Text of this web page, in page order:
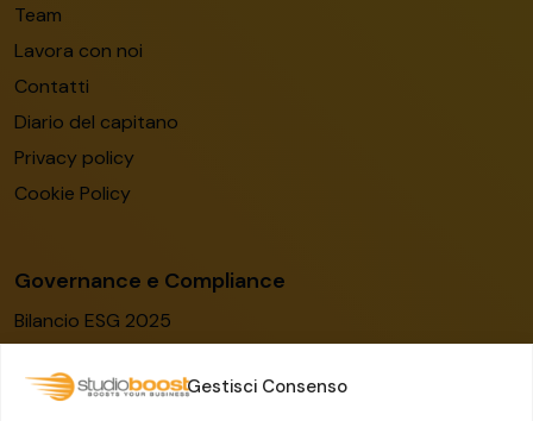
Gestisci Consenso
Team
Lavora con noi
Contatti
Diario del capitano
Privacy policy
Cookie Policy
Governance e Compliance
Bilancio ESG 2025
Modello organizzativo